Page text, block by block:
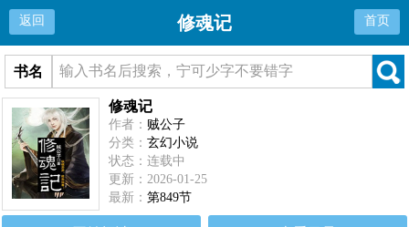
返回 修魂记 首页
书名
修魂记
作者： 贼公子
分类：玄幻小说
状态：连载中
更新：2026-01-25
最新：第849节